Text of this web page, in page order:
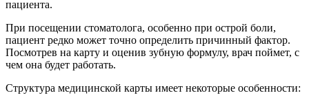
пациента.
При посещении стоматолога, особенно при острой боли,
пациент редко может точно определить причинный фактор.
Посмотрев на карту и оценив зубную формулу, врач поймет, с
чем она будет работать.
Структура медицинской карты имеет некоторые особенности: